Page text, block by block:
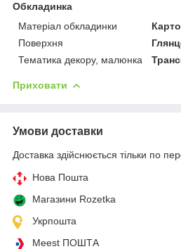
Обкладинка
Матеріал обкладинки
Поверхня
Тематика декору, малюнка
Приховати
Умови доставки
Доставка здійснюється тільки по
Нова Пошта
Магазини Rozetka
Укрпошта
Meest ПОШТА